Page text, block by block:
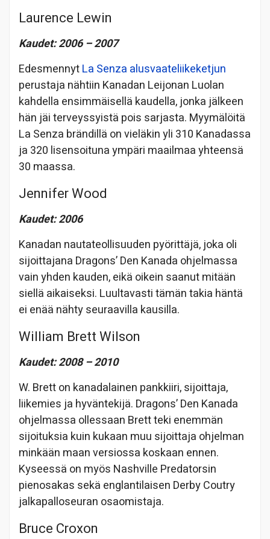
Laurence Lewin
Kaudet: 2006 – 2007
EdesmennytLa Senza alusvaateliikeketjun
perustaja nähtiin Kanadan Leijonan Luolan
kahdella ensimmäisellä kaudella, jonka jälkeen
hän jäi terveyssyistä pois sarjasta. Myymälöitä
La Senza brändillä on vieläkin yli 310 Kanadassa
ja 320 lisensoituna ympäri maailmaa yhteensä
30 maassa.
Jennifer Wood
Kaudet: 2006
Kanadan nautateollisuuden pyörittäjä, joka oli
sijoittajana Dragons’ Den Kanada ohjelmassa
vain yhden kauden, eikä oikein saanut mitään
siellä aikaiseksi. Luultavasti tämän takia häntä
ei enää nähty seuraavilla kausilla.
William Brett Wilson
Kaudet: 2008 – 2010
W. Brett on kanadalainen pankkiiri, sijoittaja,
liikemies ja hyväntekijä. Dragons’ Den Kanada
ohjelmassa ollessaan Brett teki enemmän
sijoituksia kuin kukaan muu sijoittaja ohjelman
minkään maan versiossa koskaan ennen.
Kyseessä on myös Nashville Predatorsin
pienosakas sekä englantilaisen Derby Coutry
jalkapalloseuran osaomistaja.
Bruce Croxon